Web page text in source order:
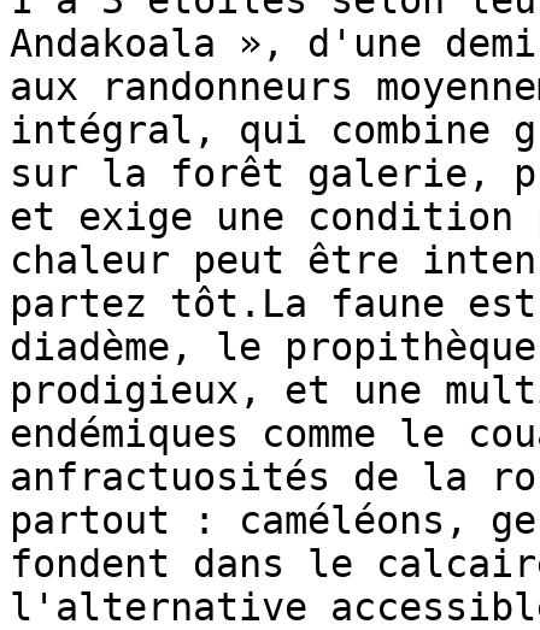
Andakoala », d'une
aux randonneurs
intégral, qui combine
sur la forêt galerie,
et exige une condition
chaleur peut être
partez tôt.La faune est
diadème, le
prodigieux, et une
endémiques comme le
anfractuosités de la
partout : caméléons,
fondent dans le
l'alternative